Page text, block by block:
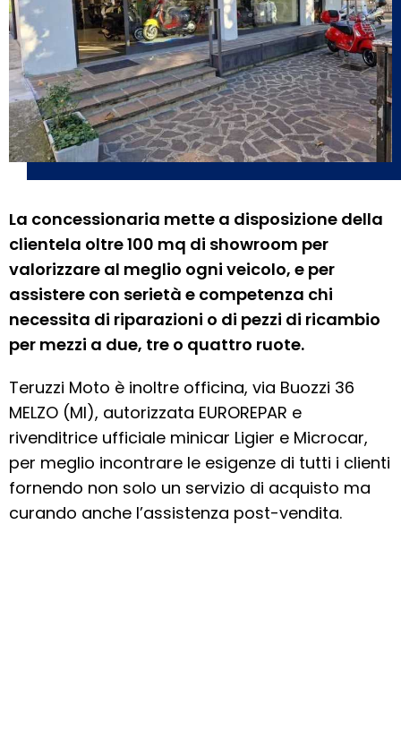
La concessionaria mette a disposizione della
clientela oltre 100 mq di showroom per
valorizzare al meglio ogni veicolo, e per
assistere con serietà e competenza chi
necessita di riparazioni o di pezzi di ricambio
per mezzi a due, tre o quattro ruote.
Teruzzi Moto è inoltre officina, via Buozzi 36
MELZO (MI), autorizzata EUROREPAR e
rivenditrice ufficiale minicar Ligier e Microcar,
per meglio incontrare le esigenze di tutti i clienti
fornendo non solo un servizio di acquisto ma
curando anche l’assistenza post-vendita.